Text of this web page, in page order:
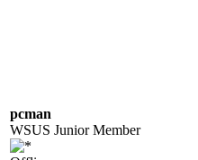
pcman
WSUS Junior Member